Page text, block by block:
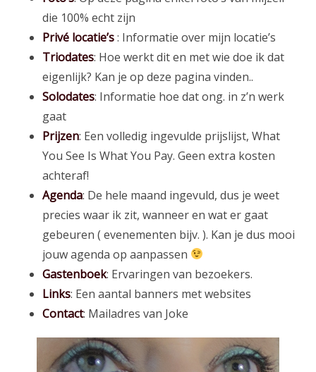
die 100% echt zijn
Privé locatie’s: Informatie over mijn locatie’s
Triodates: Hoe werkt dit en met wie doe ik dat
eigenlijk? Kan je op deze pagina vinden..
Solodates: Informatie hoe dat ong. in z’n werk
gaat
Prijzen: Een volledig ingevulde prijslijst, What
You See Is What You Pay. Geen extra kosten
achteraf!
Agenda: De hele maand ingevuld, dus je weet
precies waar ik zit, wanneer en wat er gaat
gebeuren ( evenementen bijv. ). Kan je dus mooi
jouw agenda op aanpassen
Gastenboek: Ervaringen van bezoekers.
Links: Een aantal banners met websites
Contact: Mailadres van Joke